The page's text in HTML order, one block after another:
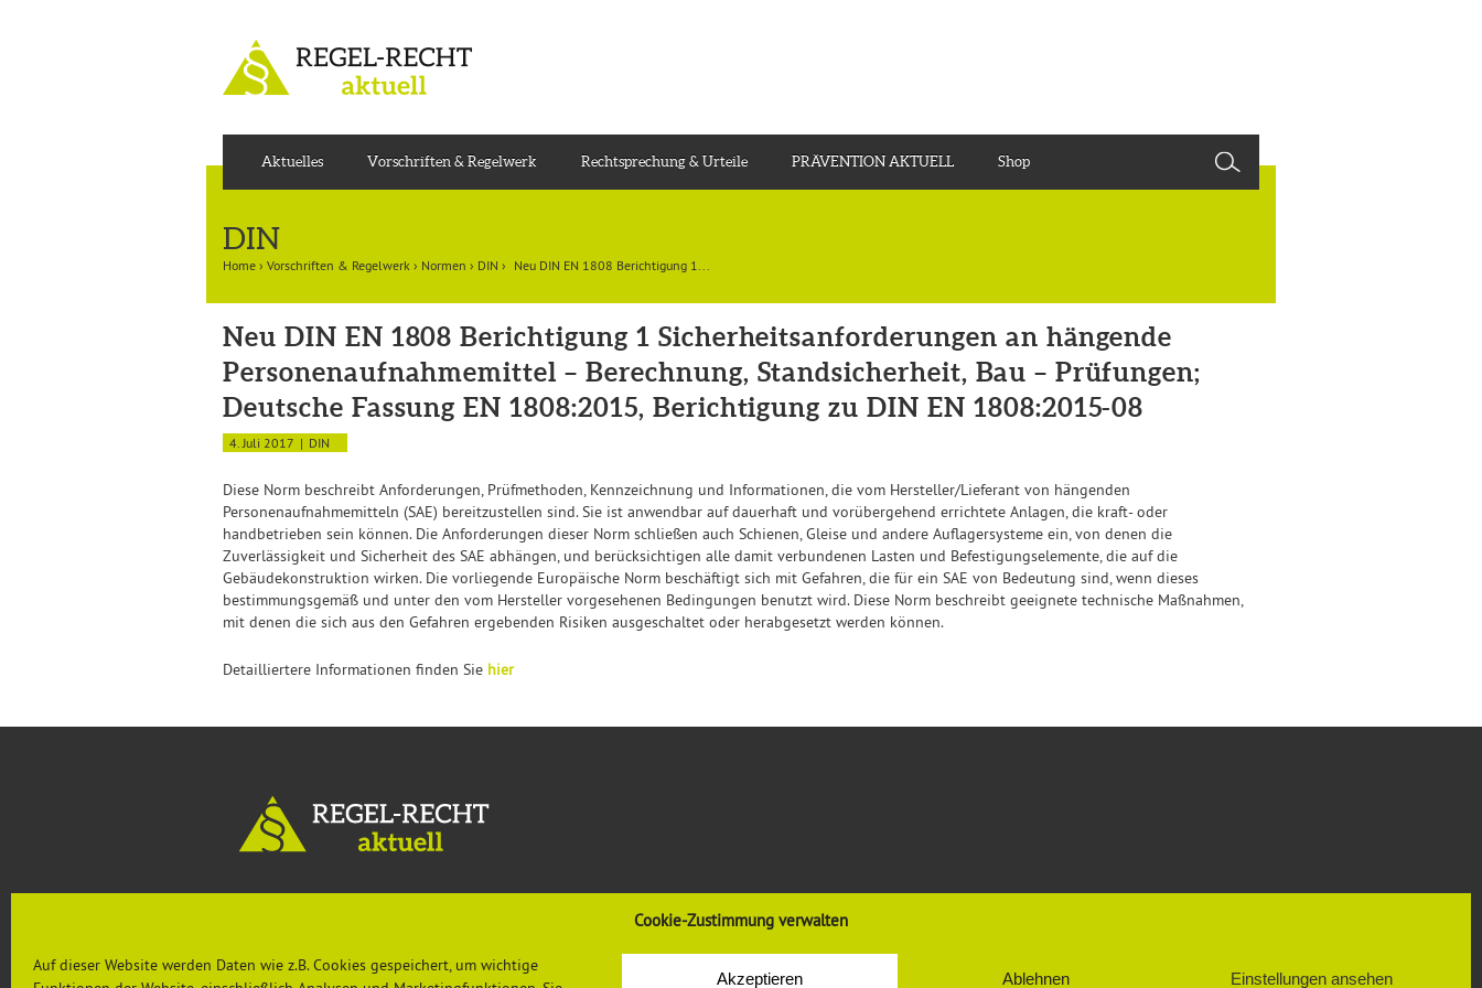
Cookie-Zustimmung verwalten
Auf dieser Website werden Daten wie z.B. Cookies gespeichert, um wichtige
Akzeptieren Ablehnen Einstellungen ansehen
Aktuelles Vorschriften & Regelwerk Rechtsprechung & Urteile PRÄVENTION AKTUELL Shop
DIN
Home › Vorschriften & Regelwerk › Normen › DIN › Neu DIN EN 1808 Berichtigung 1...
Neu DIN EN 1808 Berichtigung 1 Sicherheitsanforderungen an hängende
Personenaufnahmemittel – Berechnung, Standsicherheit, Bau – Prüfungen;
Deutsche Fassung EN 1808:2015, Berichtigung zu DIN EN 1808:2015-08
4. Juli 2017 DIN
Diese Norm beschreibt Anforderungen, Prüfmethoden, Kennzeichnung und Informationen, die vom Hersteller/Lieferant von hängenden
Personenaufnahmemitteln (SAE) bereitzustellen sind. Sie ist anwendbar auf dauerhaft und vorübergehend errichtete Anlagen, die kraft- oder
handbetrieben sein können. Die Anforderungen dieser Norm schließen auch Schienen, Gleise und andere Auflagersysteme ein, von denen die
Zuverlässigkeit und Sicherheit des SAE abhängen, und berücksichtigen alle damit verbundenen Lasten und Befestigungselemente, die auf die
Gebäudekonstruktion wirken. Die vorliegende Europäische Norm beschäftigt sich mit Gefahren, die für ein SAE von Bedeutung sind, wenn dieses
bestimmungsgemäß und unter den vom Hersteller vorgesehenen Bedingungen benutzt wird. Diese Norm beschreibt geeignete technische Maßnahmen,
mit denen die sich aus den Gefahren ergebenden Risiken ausgeschaltet oder herabgesetzt werden können.
Detailliertere Informationen finden Sie hier
Aktuelles
VORSCHRIFTEN & REGELWERK
Gesetze, Verordnungen, Regeln
INFORMATIONEN